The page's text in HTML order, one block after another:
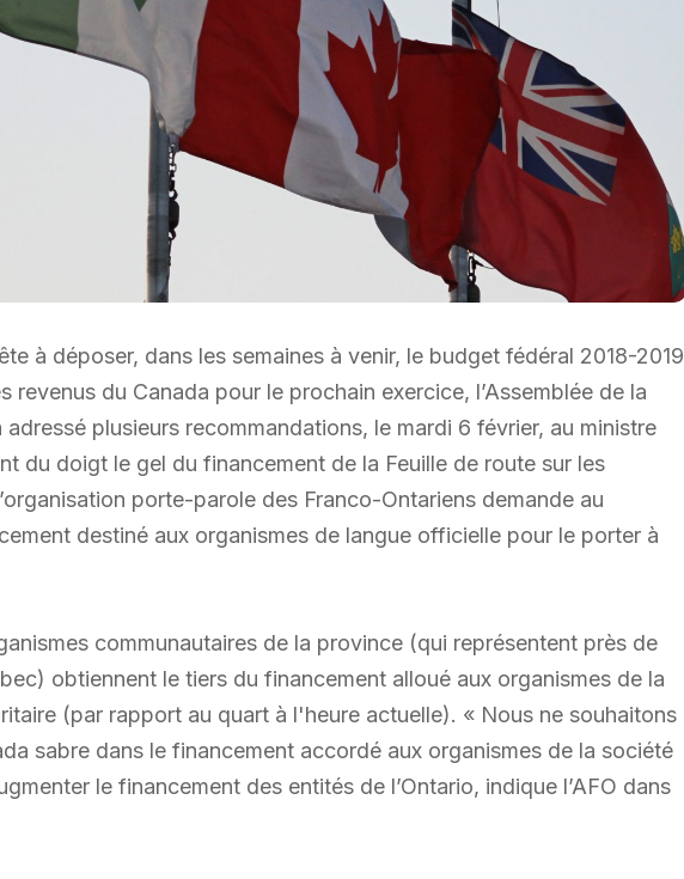
à déposer, dans les semaines à venir, le budget fédéral 2018-2019
revenus du Canada pour le prochain exercice, l’Assemblée de la
plusieurs recommandations, le mardi 6 février, au ministre
du doigt le gel du financement de la Feuille de route sur les
porte-parole des Franco-Ontariens demande au
destiné aux organismes de langue officielle pour le porter à
communautaires de la province (qui représentent près de
obtiennent le tiers du financement alloué aux organismes de la
(par rapport au quart à l'heure actuelle). « Nous ne souhaitons
sabre dans le financement accordé aux organismes de la société
le financement des entités de l’Ontario, indique l’AFO dans